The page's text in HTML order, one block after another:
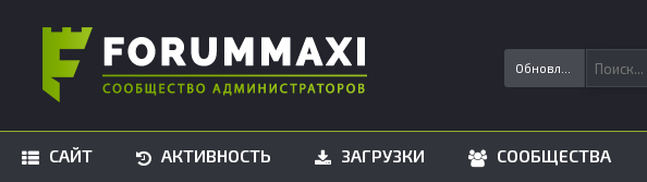
САЙТ АКТИВНОСТЬ ЗАГРУЗКИ СООБЩЕСТВА